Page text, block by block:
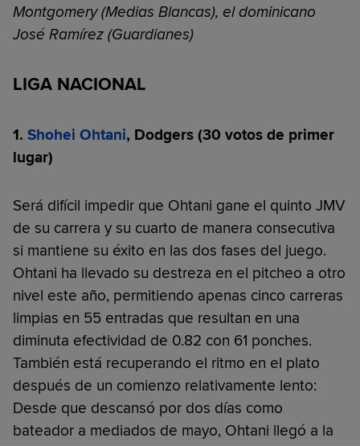
Montgomery (Medias Blancas), el dominicano
José Ramírez (Guardianes)
LIGA NACIONAL
1. Shohei Ohtani, Dodgers (30 votos de primer
lugar)
Será difícil impedir que Ohtani gane el quinto JMV
de su carrera y su cuarto de manera consecutiva
si mantiene su éxito en las dos fases del juego.
Ohtani ha llevado su destreza en el pitcheo a otro
nivel este año, permitiendo apenas cinco carreras
limpias en 55 entradas que resultan en una
diminuta efectividad de 0.82 con 61 ponches.
También está recuperando el ritmo en el plato
después de un comienzo relativamente lento:
Desde que descansó por dos días como
bateador a mediados de mayo, Ohtani llegó a la